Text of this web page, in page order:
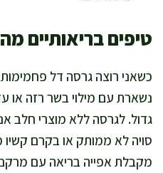
טיפים בריאותיים
כשאני רוצה גרסה דל
נשארת עם מילוי בשר רזה או
גדול. לגרסה ללא מוצרי חלב
סויה לא ממותק או בקרם קשיו
מקבלת אפייה בריאה עם